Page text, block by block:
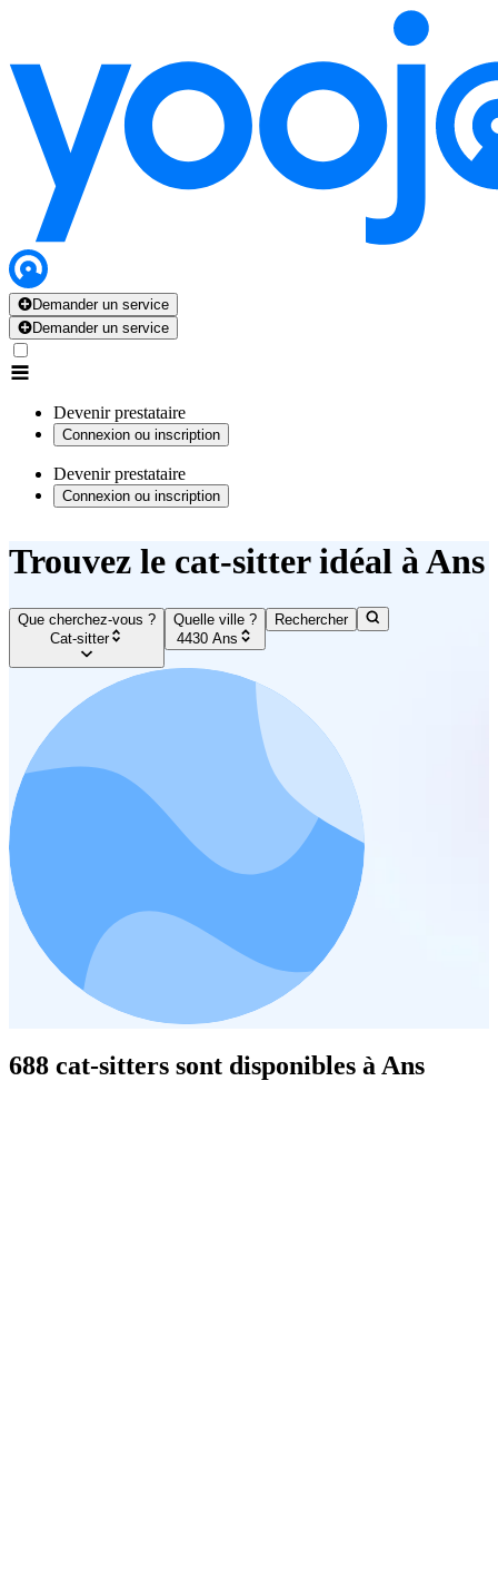
Demander un service
Demander un service
Devenir prestataire
Connexion ou inscription
Devenir prestataire
Connexion ou inscription
Trouvez le cat-sitter idéal à Ans
Que cherchez-vous ?
Cat-sitter
Quelle ville ?
4430 Ans
Rechercher
688 cat-sitters sont disponibles à Ans